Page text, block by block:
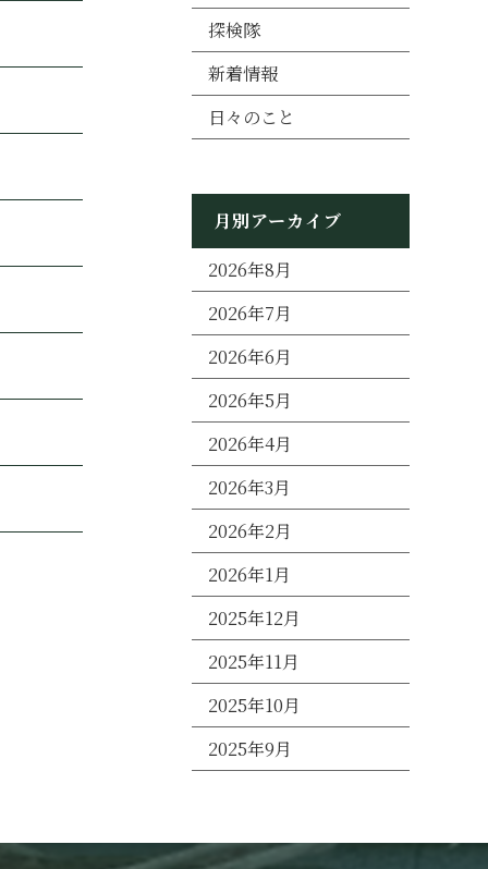
探検隊
新着情報
日々のこと
月別アーカイブ
2026年8月
2026年7月
2026年6月
2026年5月
2026年4月
2026年3月
2026年2月
2026年1月
2025年12月
2025年11月
2025年10月
2025年9月